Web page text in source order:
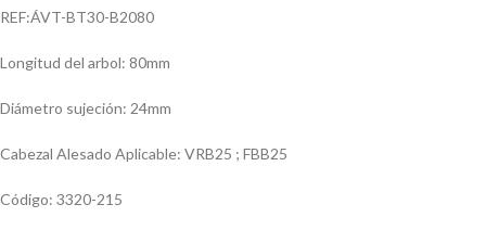
REF:ÁVT-BT30-B2080
Longitud del arbol: 80mm
Diámetro sujeción: 24mm
Cabezal Alesado Aplicable: VRB25 ; FBB25
Código: 3320-215